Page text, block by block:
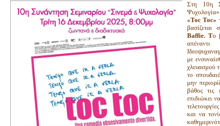
Στη 10η
«Τοc Toc»
βασίζεται
Baffie. Το
με
χλευασμού
το
μην
βάθος τις
επιδιώκει
και να